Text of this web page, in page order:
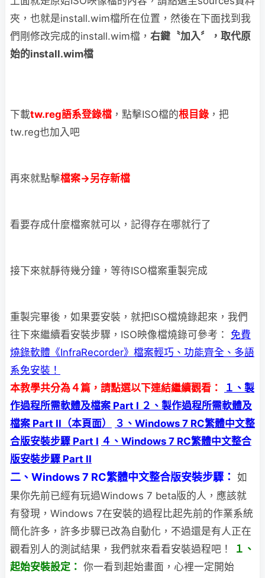
夾，也就是install.wim檔所在位置，然後在下面找到我
們剛修改完成的install.wim檔， 右鍵〝加入〞，取代原
始的install.wim檔
下載tw.reg語系登錄檔 ，點擊ISO檔的根目錄 ，把
tw.reg也加入吧
再來就點擊檔案→另存新檔
看要存成什麼檔案就可以，記得存在哪就行了
接下來就靜待幾分鐘，等待ISO檔案重製完成
重製完畢後，如果要安裝，就把ISO檔燒錄起來，我們
往下來繼續看安裝步驟， ISO映像檔燒錄可參考：
免費
燒錄軟體《InfraRecorder》檔案輕巧、功能齊全、多語
系免安裝！
本教學共分為４篇，請點選以下連結繼續觀看：
１、製
作過程所需軟體及檔案 Part I ２、製作過程所需軟體及
檔案 Part II（本頁面）
３、Windows 7 RC繁體中文整
合版安裝步驟 Part I ４、Windows 7 RC繁體中文整合
版安裝步驟 Part II
二、Windows 7 RC繁體中文整合版安裝步驟： 如
果你先前已經有玩過Windows 7 beta版的人，應該就
有發現，Windows 7在安裝的過程比起先前的作業系統
簡化許多，許多步驟已改為自動化，不過還是有人正在
觀看別人的測試結果，我們就來看看安裝過程吧！
１、
起始安裝設定： 你一看到起始畫面，心裡一定開始